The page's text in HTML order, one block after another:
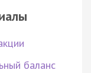
баланс